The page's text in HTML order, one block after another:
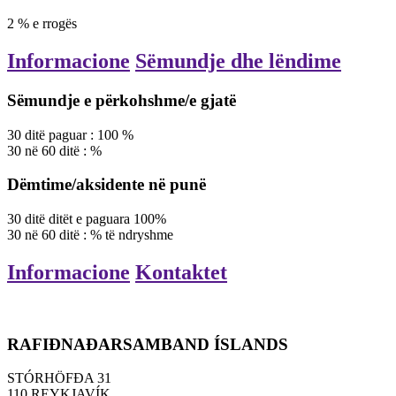
2 % e rrogës
Informacione Sëmundje dhe lëndime
Sëmundje e përkohshme/e gjatë
30 ditë paguar : 100 %
30 në 60 ditë : %
Dëmtime/aksidente në punë
30 ditë ditët e paguara 100%
30 në 60 ditë : % të ndryshme
Informacione Kontaktet
RAFIÐNAÐARSAMBAND ÍSLANDS
STÓRHÖFÐA 31